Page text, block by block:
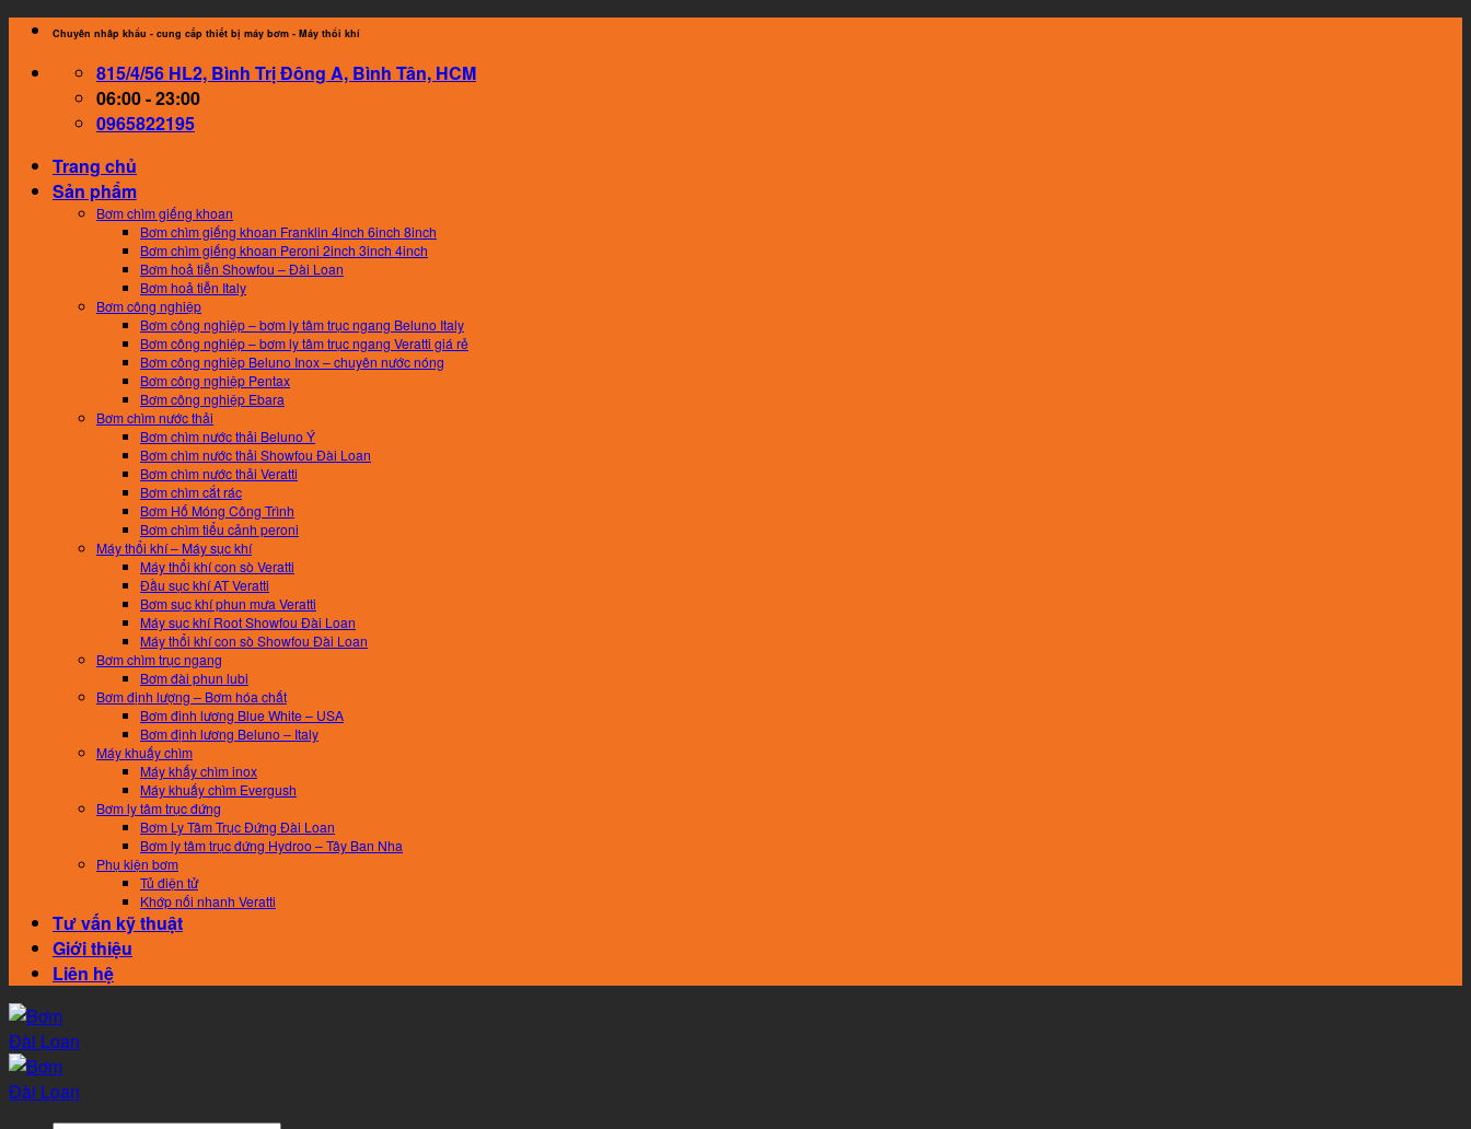
Skip
content
Chuyên nhâp khẩu - cung cấp thiết bị máy bơm - Máy thổi khí
815/4/56 HL2, Bình Trị Đông A, Bình Tân, HCM
06:00 - 23:00
0965822195
Trang chủ
Sản phẩm
Bơm chìm giếng khoan
Bơm chìm giếng khoan Franklin 4inch 6inch 8inch
Bơm chìm giếng khoan Peroni 2inch 3inch 4inch
Bơm hoả tiễn Showfou – Đài Loan
Bơm hoả tiễn Italy
Bơm công nghiệp
Bơm công nghiệp – bơm ly tâm trục ngang Beluno Italy
Bơm công nghiệp – bơm ly tâm trục ngang Veratti giá rẻ
Bơm công nghiệp Beluno Inox – chuyên nước nóng
Bơm công nghiệp Pentax
Bơm công nghiệp Ebara
Bơm chìm nước thải
Bơm chìm nước thải Beluno Ý
Bơm chìm nước thải Showfou Đài Loan
Bơm chìm nước thải Veratti
Bơm chìm cắt rác
Bơm Hố Móng Công Trình
Bơm chìm tiểu cảnh peroni
Máy thổi khí – Máy sục khí
Máy thổi khí con sò Veratti
Đầu sục khí AT Veratti
Bơm sục khí phun mưa Veratti
Máy sục khí Root Showfou Đài Loan
Máy thổi khí con sò Showfou Đài Loan
Bơm chìm trục ngang
Bơm đài phun lubi
Bơm định lượng – Bơm hóa chất
Bơm đinh lương Blue White – USA
Bơm định lương Beluno – Italy
Máy khuấy chìm
Máy khấy chìm inox
Máy khuấy chìm Evergush
Bơm ly tâm trục đứng
Bơm Ly Tâm Trục Đứng Đài Loan
Bơm ly tâm trục đứng Hydroo – Tây Ban Nha
Phụ kiện bơm
Tủ điện tử
Khớp nối nhanh Veratti
Tư vấn kỹ thuật
Giới thiệu
Liên hệ